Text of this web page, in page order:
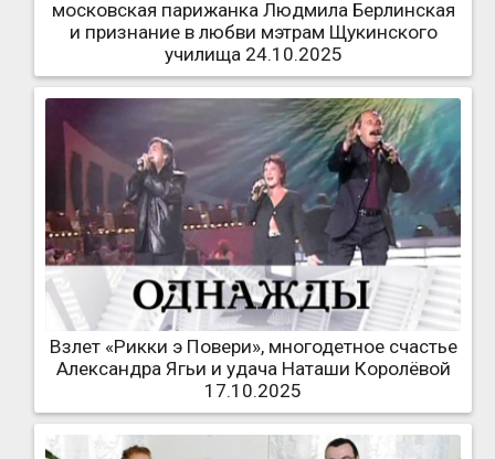
московская парижанка Людмила Берлинская
и признание в любви мэтрам Щукинского
училища 24.10.2025
Взлет «Рикки э Повери», многодетное счастье
Александра Ягьи и удача Наташи Королёвой
17.10.2025